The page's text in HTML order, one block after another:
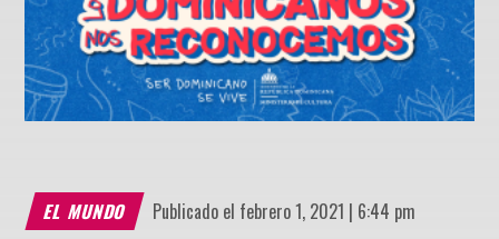
EL MUNDO Publicado el febrero 1, 2021 | 6:44 pm